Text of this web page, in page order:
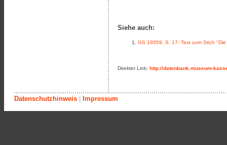
Siehe auch:
GS 19359, S. 17: Text zum Stich
Direkter Link: http://datenbank.museum-
Datenschutzhinweis Impressum